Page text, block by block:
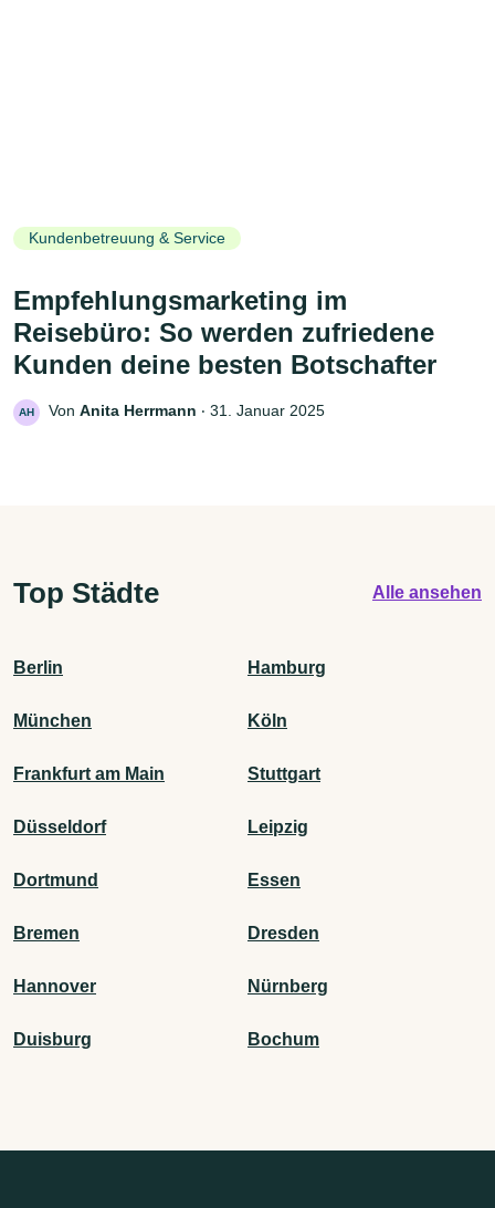
Kundenbetreuung & Service
Empfehlungsmarketing im
Reisebüro: So werden zufriedene
Kunden deine besten Botschafter
AH Von Anita Herrmann ‧ 31. Januar 2025
Top Städte Alle ansehen
Berlin Hamburg
München Köln
Frankfurt am Main Stuttgart
Düsseldorf Leipzig
Dortmund Essen
Bremen Dresden
Hannover Nürnberg
Duisburg Bochum